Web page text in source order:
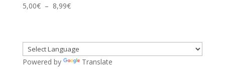
5,00€ – 8,99€Plage
5,00€
à
8,99€
Powered by Translate